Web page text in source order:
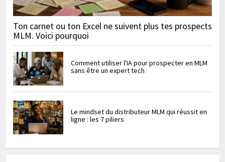
Ton carnet ou ton Excel ne suivent plus tes prospects
MLM. Voici pourquoi
Comment utiliser l'IA pour prospecter en MLM
sans être un expert tech
Le mindset du distributeur MLM qui réussit en
ligne : les 7 piliers